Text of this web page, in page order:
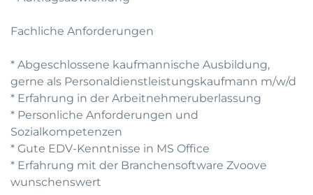
Fachliche Anforderungen
* Abgeschlossene kaufmannische Ausbildung,
gerne als Personaldienstleistungskaufmann m/w/d
* Erfahrung in der Arbeitnehmeruberlassung
* Personliche Anforderungen und
Sozialkompetenzen
* Gute EDV-Kenntnisse in MS Office
* Erfahrung mit der Branchensoftware Zvoove
wunschenswert